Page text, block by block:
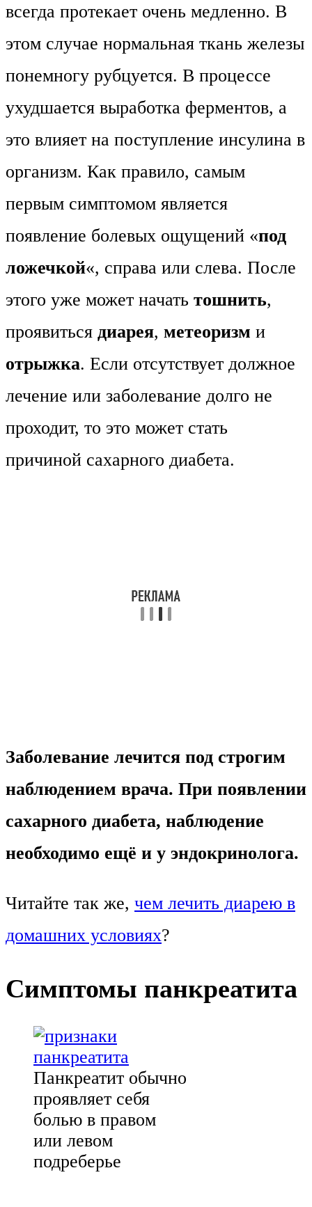
всегда протекает очень медленно. В
этом случае нормальная ткань железы
понемногу рубцуется. В процессе
ухудшается выработка ферментов, а
это влияет на поступление инсулина в
организм. Как правило, самым
первым симптомом является
появление болевых ощущений «под
ложечкой«, справа или слева. После
этого уже может начать тошнить,
проявиться диарея, метеоризм и
отрыжка. Если отсутствует должное
лечение или заболевание долго не
проходит, то это может стать
причиной сахарного диабета.
Заболевание лечится под строгим
наблюдением врача. При появлении
сахарного диабета, наблюдение
необходимо ещё и у эндокринолога.
Читайте так же, чем лечить диарею в
домашних условиях?
Симптомы панкреатита
Панкреатит обычно
проявляет себя
болью в правом
или левом
подреберье